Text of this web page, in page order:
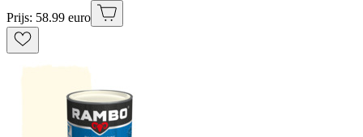
Prijs: 58.99 euro